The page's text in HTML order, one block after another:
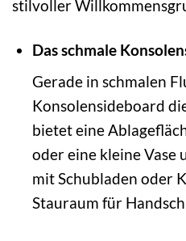
stilvoller
Das schmale
Gerade in schmalen
Konsolensideboard
bietet eine
oder eine kleine Vase
mit Schubladen oder
Stauraum für